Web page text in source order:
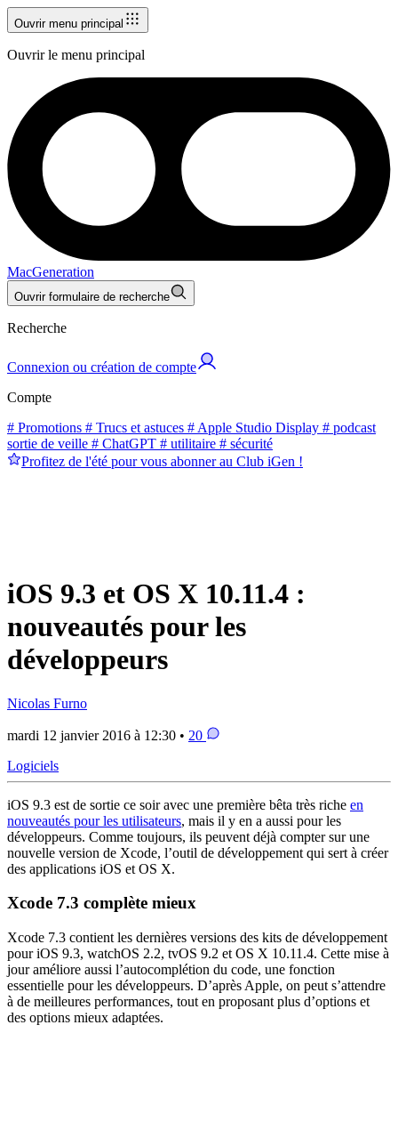
Ouvrir menu principal
Ouvrir le menu principal
MacGeneration
Ouvrir formulaire de recherche
Recherche
Connexion ou création de compte
Compte
# Promotions # Trucs et astuces # Apple Studio Display # podcast
sortie de veille # ChatGPT # utilitaire # sécurité
Profitez de l'été pour vous abonner au Club iGen !
iOS 9.3 et OS X 10.11.4 :
nouveautés pour les
développeurs
Nicolas Furno
mardi 12 janvier 2016 à 12:30 • 20
Logiciels
iOS 9.3 est de sortie ce soir avec une première bêta très riche en
nouveautés pour les utilisateurs, mais il y en a aussi pour les
développeurs. Comme toujours, ils peuvent déjà compter sur une
nouvelle version de Xcode, l’outil de développement qui sert à créer
des applications iOS et OS X.
Xcode 7.3 complète mieux
Xcode 7.3 contient les dernières versions des kits de développement
pour iOS 9.3, watchOS 2.2, tvOS 9.2 et OS X 10.11.4. Cette mise à
jour améliore aussi l’autocomplétion du code, une fonction
essentielle pour les développeurs. D’après Apple, on peut s’attendre
à de meilleures performances, tout en proposant plus d’options et
des options mieux adaptées.